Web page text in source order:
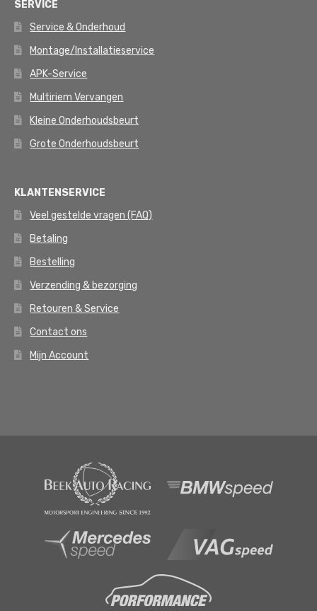
SERVICE
Service & Onderhoud
Montage/Installatieservice
APK-Service
Multiriem Vervangen
Kleine Onderhoudsbeurt
Grote Onderhoudsbeurt
KLANTENSERVICE
Veel gestelde vragen (FAQ)
Betaling
Bestelling
Verzending & bezorging
Retouren & Service
Contact ons
Mijn Account